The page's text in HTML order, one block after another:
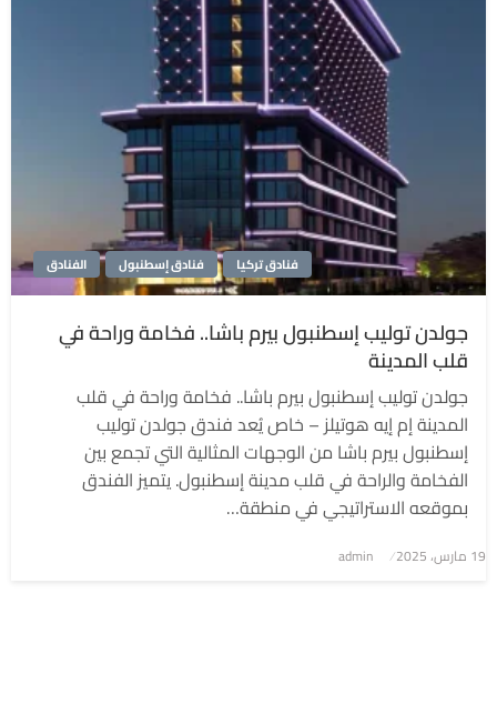
الفنادق فنادق إسطنبول فنادق تركيا
جولدن توليب إسطنبول بيرم باشا.. فخامة وراحة في
قلب المدينة
جولدن توليب إسطنبول بيرم باشا.. فخامة وراحة في قلب
المدينة إم إيه هوتيلز – خاص يُعد فندق جولدن توليب
إسطنبول بيرم باشا من الوجهات المثالية التي تجمع بين
الفخامة والراحة في قلب مدينة إسطنبول. يتميز الفندق
بموقعه الاستراتيجي في منطقة…
نُشر
19 مارس، 2025 admin